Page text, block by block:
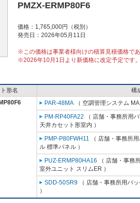
PMZX-ERMP80F6
価格：1,765,000円（税別）
発売日：2026年05月11日
※この価格は事業者様向けの積算見積価格で
※2026年10月1日より新価格に改定予定です。
形名 構
PAR-48MA （ 空調管理システム MA
PM-RP40FA22 （ 店舗・事務所用
天井カセット形室内 ）
PMP-P80FWH11 （ 店舗・事務所
ル 標準パネル ）
PUZ-ERMP80HA16 （ 店舗・事務
室外ユニット スリムER ）
SDD-50SR9 （ 店舗・事務所用パ
）